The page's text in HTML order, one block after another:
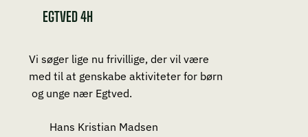
EGTVED 4H
Vi søger lige nu frivillige, der vil være
med til at genskabe aktiviteter for børn
og unge nær Egtved.
Hans Kristian Madsen